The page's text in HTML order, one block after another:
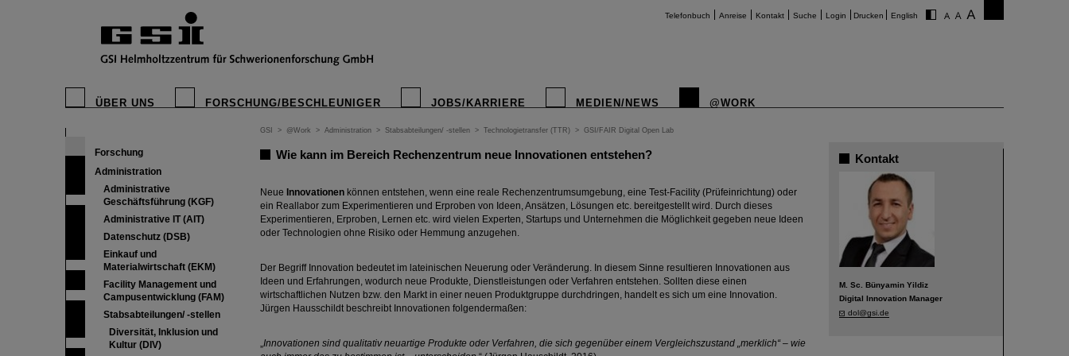
Telefonbuch Anreise Kontakt Suche Login Drucken English
ÜBER UNS FORSCHUNG/BESCHLEUNIGER JOBS/KARRIERE MEDIEN/NEWS @WORK
Forschung
Administration
Administrative
Geschäftsführung (KGF)
Administrative IT (AIT)
Datenschutz (DSB)
Einkauf und
Materialwirtschaft (EKM)
Facility Management und
Campusentwicklung (FAM)
Stabsabteilungen/ -stellen
Diversität, Inklusion und
Kultur (DIV)
GSI > @Work > Administration > Stabsabteilungen/ -stellen > Technologietransfer (TTR) > GSI/FAIR Digital Open Lab
Wie kann im Bereich Rechenzentrum neue Innovationen entstehen?
Neue Innovationen können entstehen, wenn eine reale Rechenzentrumsumgebung, eine Test-Facility (Prüfeinrichtung) oder
ein Reallabor zum Experimentieren und Erproben von Ideen, Ansätzen, Lösungen etc. bereitgestellt wird. Durch dieses
Experimentieren, Erproben, Lernen etc. wird vielen Experten, Startups und Unternehmen die Möglichkeit gegeben neue Ideen
oder Technologien ohne Risiko oder Hemmung anzugehen.
Der Begriff Innovation bedeutet im lateinischen Neuerung oder Veränderung. In diesem Sinne resultieren Innovationen aus
Ideen und Erfahrungen, wodurch neue Produkte, Dienstleistungen oder Verfahren entstehen. Sollten diese einen
wirtschaftlichen Nutzen bzw. den Markt in einer neuen Produktgruppe durchdringen, handelt es sich um eine Innovation.
Jürgen Hausschildt beschreibt Innovationen folgendermaßen:
„Innovationen sind qualitativ neuartige Produkte oder Verfahren, die sich gegenüber einem Vergleichszustand „merklich“ – wie
Kontakt
M. Sc. Bünyamin Yildiz
Digital Innovation Manager
dol@gsi.de